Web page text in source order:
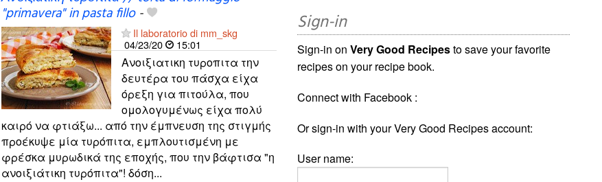
"primavera" in pasta fillo-
Il laboratorio di mm_skg
04/23/20
15:01
Ανοιξιατικη τυροπιτα την
δευτέρα του πάσχα είχα
όρεξη για πιτούλα, που
ομολογυμένως είχα πολύ
καιρό να φτιάξω... από την έμπνευση της στιγμής
προέκυψε μία τυρόπιτα, εμπλουτισμένη με
φρέσκα μυρωδικά της εποχής, που την βάφτισα "η
ανοιξιάτικη τυρόπιτα"! δόση...
Sign-in
Sign-in onVery Good Recipesto save your favorite
recipes on your recipe book.
Connect with Facebook :
Or sign-in with your Very Good Recipes account:
User name: